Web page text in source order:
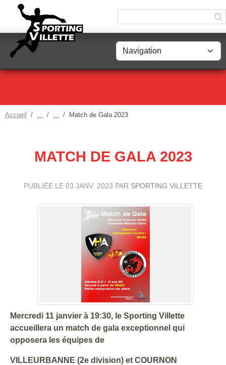
Accueil Match de Gala 2023
MATCH DE GALA 2023
PUBLIÉE LE 03 JANV. 2023 PAR SPORTING VILLETTE
Mercredi 11 janvier à 19:30, le Sporting Villette
accueillera un match de gala exceptionnel qui
opposera les équipes de
VILLEURBANNE (2e division) et COURNON
Panneau de gestion des cookies